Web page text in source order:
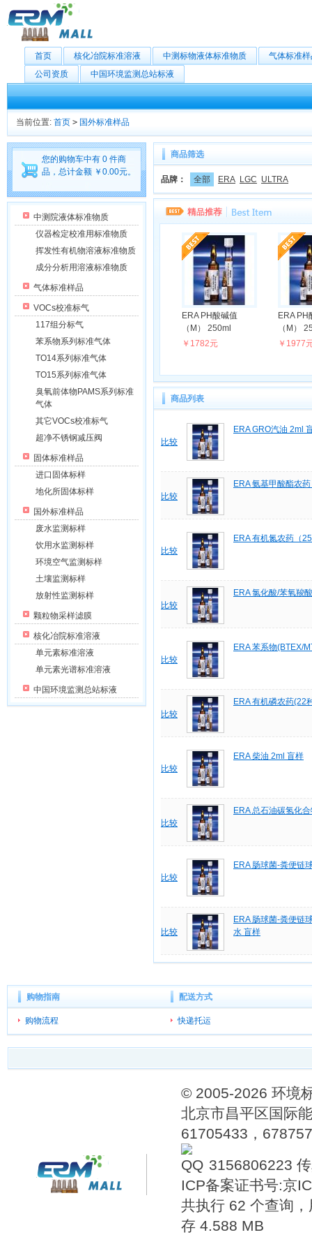
首页 核化冶院标准溶液 中测标物液体标准物质
气体标准
公司资质
中国环境监测总站标液
当前位置: 首页 > 国外标准样品
您的购物车中有 0 件商
品，总计金额 ￥0.00元。
中测院液体标准物质
仪器检定校准用标准物质
挥发性有机物溶液标准物质
成分分析用溶液标准物质
气体标准样品
VOCs校准标气
117组分标气
苯系物系列标准气体
TO14系列标准气体
TO15系列标准气体
臭氧前体物PAMS系列标准
气体
其它VOCs校准标气
超净不锈钢减压阀
固体标准样品
进口固体标样
地化所固体标样
国外标准样品
废水监测标样
饮用水监测标样
环境空气监测标样
土壤监测标样
放射性监测标样
颗粒物采样滤膜
核化冶院标准溶液
单元素标准溶液
单元素光谱标准溶液
中国环境监测总站标液
商品筛选
品牌： 全部 ERA LGC ULTRA
ERA PH酸碱值
（M） 250ml
￥1782元
ERA PH
（M）
￥1977
商品列表
比较
ERA GRO汽油 2ml
比较
ERA 氨基甲酸酯农
比较
ERA 有机氮农药（
比较
ERA 氯化酸/苯氧羧
比较
ERA 苯系物(BTEX/
比较
ERA 有机磷农药(22
比较
ERA 柴油 2ml 盲样
比较
ERA 总石油碳氢化
比较
ERA 肠球菌-粪便链
比较
ERA 肠球菌-粪便链
水 盲样
购物指南
购物流程
配送方式
快递托运
© 2005-2026 环境
北京市昌平区国际
61705433，
3156806223
ICP备案证书号:京
共执行 62 个查询
存 4.588 MB